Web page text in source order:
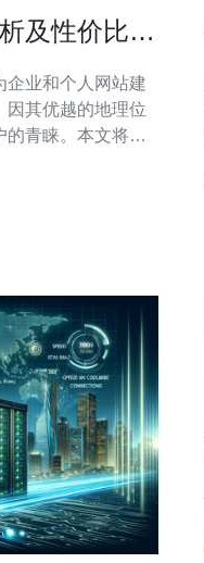
及性价比分
企业和个人网站建
因其优越的地理位
的青睐。本文将对